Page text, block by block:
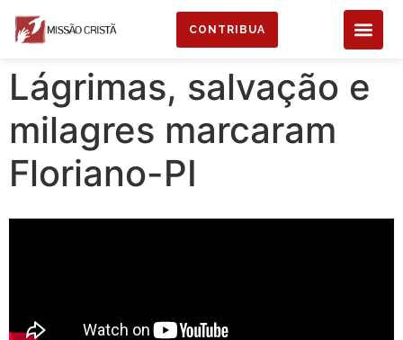
CONTRIBUA
Lágrimas, salvação e
milagres marcaram
Floriano-PI